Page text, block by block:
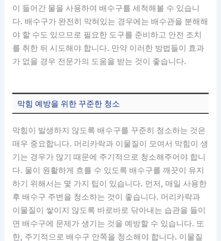
이 들어간 물을 사용하여 배수구를 세척해볼 수 있습니
다. 배수구가 완전히 막혀있는 경우에는 배수관을 분해해
야 할 수도 있으므로 필요한 도구를 준비하고 안전 조치
를 취한 뒤 시도해야 합니다. 만약 이러한 방법들이 효과
가 없을 경우 전문가의 도움을 받는 것이 좋습니다.
막힘 예방을 위한 꾸준한 청소
막힘이 발생하지 않도록 배수구를 꾸준히 청소하는 것은
매우 중요합니다. 머리카락과 이물질이 모여서 막힘이 생
기는 경우가 많기 때문에 주기적으로 청소해주어야 합니
다. 물이 원활하게 흐를 수 있도록 배수구를 깨끗이 유지
하기 위해서는 몇 가지 팁이 있습니다. 먼저, 매일 사용한
후 배수구 주변을 청소하는 것이 좋습니다. 머리카락과
이물질이 쌓이지 않도록 바로바로 닦아내는 습관을 들이
면 배수구에 문제가 생기는 것을 예방할 수 있습니다. 또
한, 주기적으로 배수구 안쪽을 청소해야 합니다. 이물질